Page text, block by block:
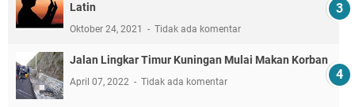
Latin
Oktober 24, 2021 Tidak ada komentar
Jalan Lingkar Timur Kuningan Mulai Makan Korban
April 07, 2022 Tidak ada komentar